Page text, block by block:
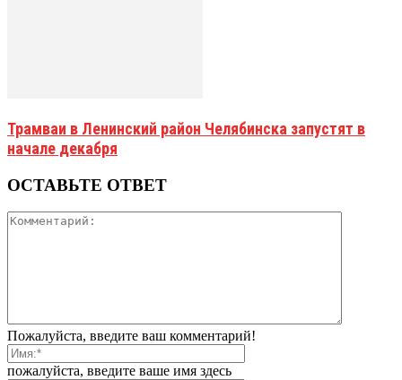
Трамваи в Ленинский район Челябинска запустят в
начале декабря
ОСТАВЬТЕ ОТВЕТ
Пожалуйста, введите ваш комментарий!
пожалуйста, введите ваше имя здесь